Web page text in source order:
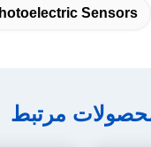
Sensors
مرتبط